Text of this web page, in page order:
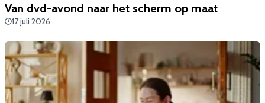
Van dvd-avond naar het scherm op maat
17 juli 2026